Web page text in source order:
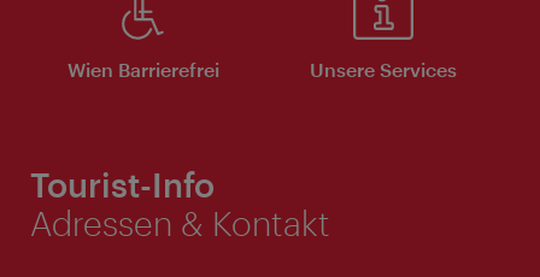
Wien Barrierefrei Unsere Services
Tourist-Info
Adressen & Kontakt